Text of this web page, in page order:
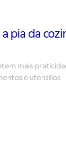
pia da
mais
e utensílios